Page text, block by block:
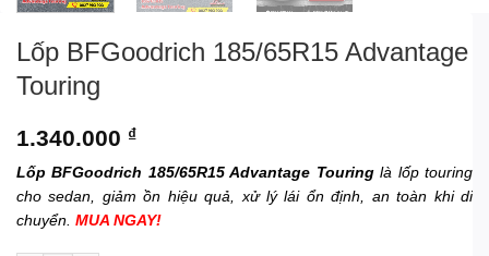
Lốp BFGoodrich 185/65R15 Advantage
Touring
1.340.000 ₫
Lốp BFGoodrich 185/65R15 Advantage Touringlà lốp touring
cho sedan, giảm ồn hiệu quả, xử lý lái ổn định, an toàn khi di
chuyển. MUA NGAY!